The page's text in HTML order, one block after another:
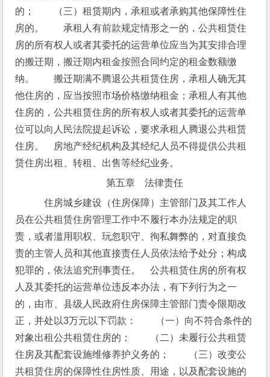
的；　　（三）租赁期内，承租或者承购其他保障性住
房的。　　承租人有前款规定情形之一的，公共租赁住
房的所有权人或者其委托的运营单位应当为其安排合理
的搬迁期，搬迁期内租金按照合同约定的租金数额缴
纳。　　搬迁期满不腾退公共租赁住房，承租人确无其
他住房的，应当按照市场价格缴纳租金；承租人有其他
住房的，公共租赁住房的所有权人或者其委托的运营单
位可以向人民法院提起诉讼，要求承租人腾退公共租赁
住房。　房地产经纪机构及其经纪人员不得提供公共租
赁住房出租、转租、出售等经纪业务。
第五章　法律责任
住房城乡建设（住房保障）主管部门及其工作人
员在公共租赁住房管理工作中不履行本办法规定的职
责，或者滥用职权、玩忽职守、徇私舞弊的，对直接负
责的主管人员和其他直接责任人员依法给予处分；构成
犯罪的，依法追究刑事责任。　公共租赁住房的所有权
人及其委托的运营单位违反本办法，有下列行为之一
的，由市、县级人民政府住房保障主管部门责令限期改
正，并处以3万元以下罚款：　　（一）向不符合条件的
对象出租公共租赁住房的；　　（二）未履行公共租赁
住房及其配套设施维修养护义务的；　　（三）改变公
共租赁住房的保障性住房性质、用途，以及配套设施的